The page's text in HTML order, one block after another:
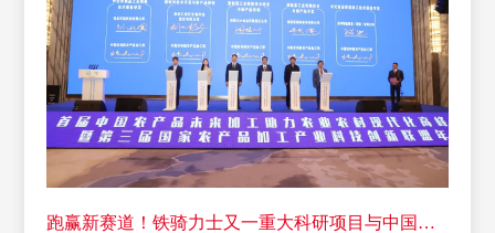
年双峰战略新篇章。铁骑力士将全面推动青冈食品产业向研发
科技化、产品创新化以及资源整合化转型发展。未来发展中，
铁骑力士将在县委县政府支持领导下，继续扎根青冈，发挥资
源优势，将青冈作为铁骑力士重要战略布局点，持续推进全产
业链的规划布局，形成百亿规模产业集群，助推乡村振兴，为
青冈经济的腾飞做出应有的贡献。当天，青冈县委副书记、县
长孙国文深入项目现场进行调研。孙国文实地参观了生产车
间，详细了解项目建设等情况。他代表县委、县政府对青冈国
际优食谷首期项目顺利投产表示热烈祝贺，并指出，自2021年5
跑赢新赛道！铁骑力士又一重大科研项目与中国农科院签约！